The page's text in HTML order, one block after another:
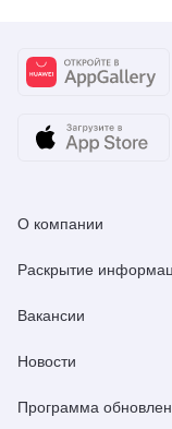
О компании
Раскрытие
Вакансии
Новости
Программа